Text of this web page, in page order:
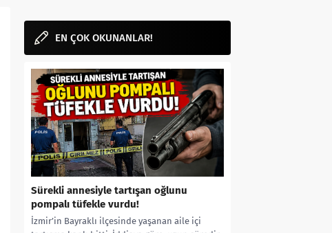
EN ÇOK OKUNANLAR!
Sürekli annesiyle tartışan oğlunu
pompalı tüfekle vurdu!
İzmir’in Bayraklı ilçesinde yaşanan aile içi